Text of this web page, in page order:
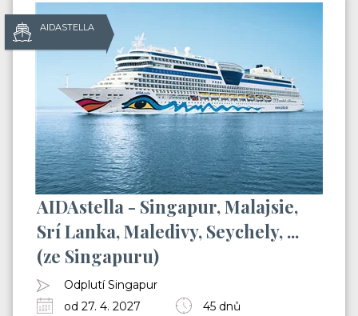
AIDASTELLA
AIDAstella - Singapur, Malajsie,
Srí Lanka, Maledivy, Seychely, ...
(ze Singapuru)
Odplutí Singapur
od 27. 4. 2027
45 dnů